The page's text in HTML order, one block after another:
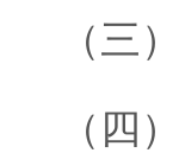
（三
（四